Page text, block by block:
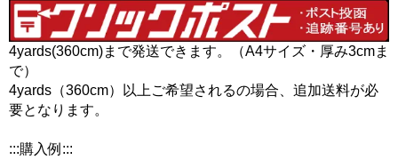
4yards(360cm)まで発送できます。（A4サイズ・厚み3cmま
で）
4yards（360cm）以上ご希望されるの場合、追加送料が必
要となります。
:::購入例:::